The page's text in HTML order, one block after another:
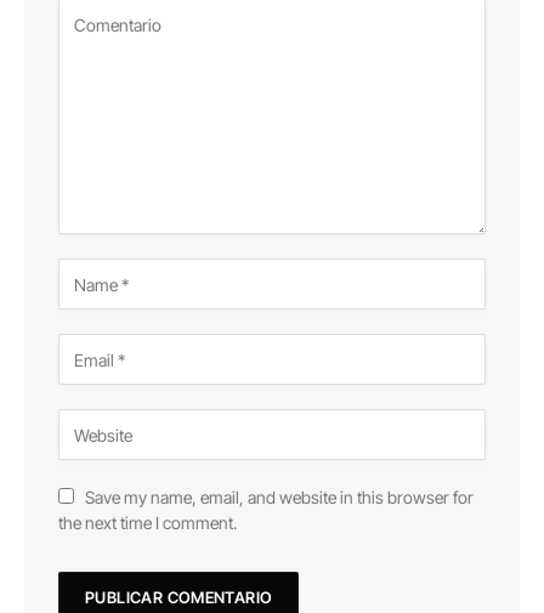
Save my name, email, and website in this browser for
the next time I comment.